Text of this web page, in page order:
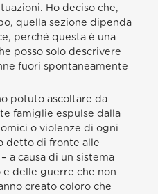
Ho deciso che,
quella sezione dipenda
perché questa è una
posso solo descrivere
fuori spontaneamente
potuto ascoltare da
famiglie espulse dalla
o violenze di ogni
detto di fronte alle
a causa di un sistema
delle guerre che non
creato coloro che